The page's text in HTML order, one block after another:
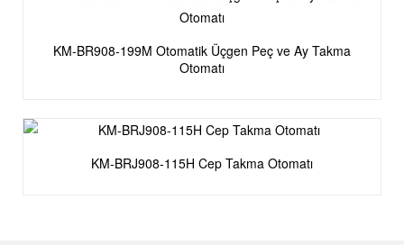
KM-BR908-199M Otomatik Üçgen Peç ve Ay Takma
Otomatı
KM-BRJ908-115H Cep Takma Otomatı